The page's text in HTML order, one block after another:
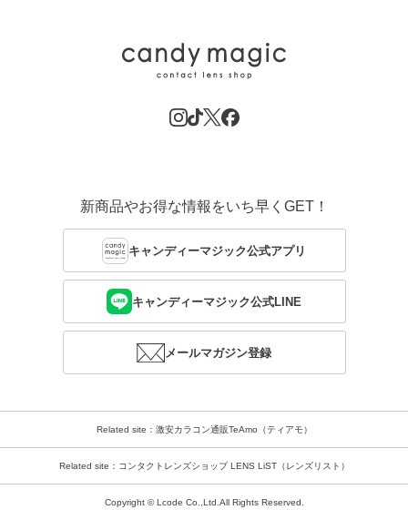
新商品やお得な情報をいち早くGET！
キャンディーマジック公式アプリ
キャンディーマジック公式LINE
メールマガジン登録
Related site：激安カラコン通販TeAmo（ティアモ）
Related site：コンタクトレンズショップ LENS LiST（レンズリスト）
Copyright © Lcode Co.,Ltd.All Rights Reserved.